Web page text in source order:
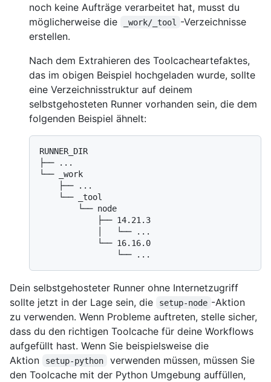
noch keine Aufträge verarbeitet hat, musst du
möglicherweise die
_work/_tool
-Verzeichnisse
erstellen.
Nach dem Extrahieren des Toolcacheartefaktes,
das im obigen Beispiel hochgeladen wurde, sollte
eine Verzeichnisstruktur auf deinem
selbstgehosteten Runner vorhanden sein, die dem
folgenden Beispiel ähnelt:
RUNNER_DIR
├── ...
└── _work
Dein selbstgehosteter Runner ohne Internetzugriff
sollte jetzt in der Lage sein, die
setup-node -Aktion
zu verwenden. Wenn Probleme auftreten, stelle sicher,
dass du den richtigen Toolcache für deine Workflows
aufgefüllt hast. Wenn Sie beispielsweise die
Aktion
setup-python
verwenden müssen, müssen Sie
den Toolcache mit der Python Umgebung auffüllen,